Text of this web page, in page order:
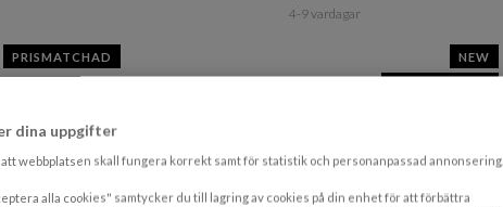
4-9 vardagar
PRISMATCHAD NEW
dina uppgifter
webbplatsen skall fungera korrekt samt för statistik och personanpassad annonsering.
alla cookies" samtycker du till lagring av cookies på din enhet för att förbättra